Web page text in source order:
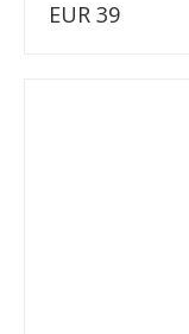
EUR 39